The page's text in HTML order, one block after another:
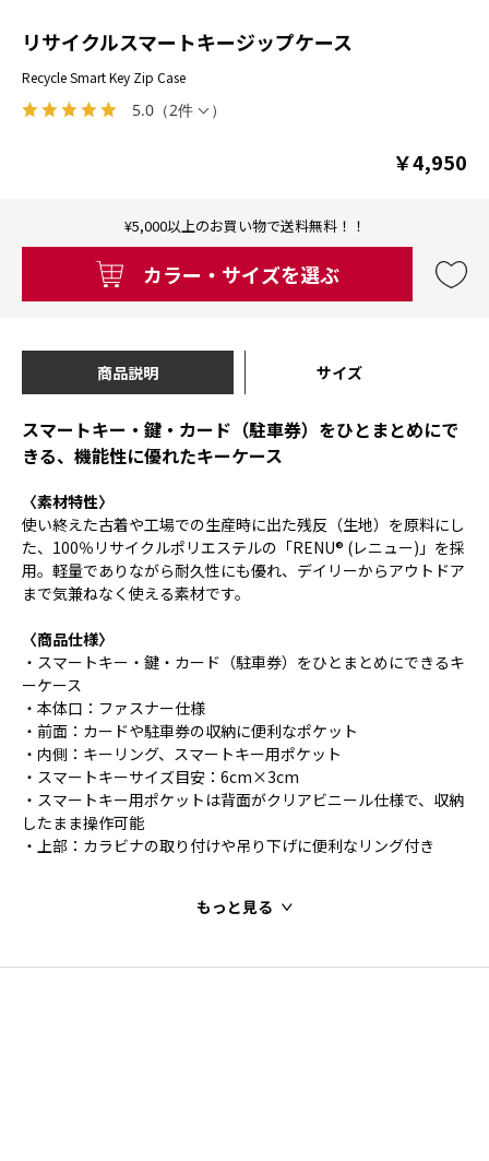
5.0 （2件 ）
リサイクルスマートキージップケース
Recycle Smart Key Zip Case
￥4,950
¥5,000以上のお買い物で送料無料！！
カラー・サイズを選ぶ
商品説明 サイズ
スマートキー・鍵・カード（駐車券）をひとまとめにで
きる、機能性に優れたキーケース
〈素材特性〉
使い終えた古着や工場での生産時に出た残反（生地）を原料にし
た、100％リサイクルポリエステルの「RENU® (レニュー)」を採
用。軽量でありながら耐久性にも優れ、デイリーからアウトドア
まで気兼ねなく使える素材です。
〈商品仕様〉
・スマートキー・鍵・カード（駐車券）をひとまとめにできるキ
ーケース
・本体口：ファスナー仕様
・前面：カードや駐車券の収納に便利なポケット
・内側：キーリング、スマートキー用ポケット
・スマートキーサイズ目安：6cm×3cm
・スマートキー用ポケットは背面がクリアビニール仕様で、収納
したまま操作可能
・上部：カラビナの取り付けや吊り下げに便利なリング付き
もっと見る